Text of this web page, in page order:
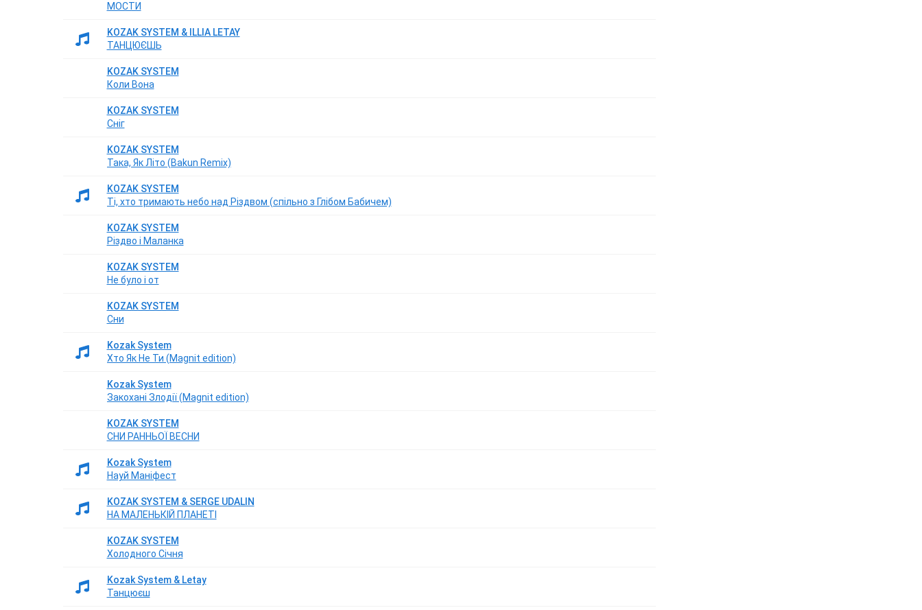
МОСТИ
KOZAK SYSTEM & ILLIA LETAY
ТАНЦЮЄШЬ
KOZAK SYSTEM
Коли Вона
KOZAK SYSTEM
Сніг
KOZAK SYSTEM
Така, Як Літо (Bakun Remix)
KOZAK SYSTEM
Ті, хто тримають небо над Різдвом (спільно з Глібом Бабичем)
KOZAK SYSTEM
Різдво і Маланка
KOZAK SYSTEM
Не було і от
KOZAK SYSTEM
Сни
Kozak System
Хто Як Не Ти (Magnit edition)
Kozak System
Закохані Злодії (Magnit edition)
KOZAK SYSTEM
СНИ РАННЬОЇ ВЕСНИ
Kozak System
Науй Маніфест
KOZAK SYSTEM & SERGE UDALIN
НА МАЛЕНЬКІЙ ПЛАНЕТІ
KOZAK SYSTEM
Холодного Січня
Kozak System & Letay
Танцюєш